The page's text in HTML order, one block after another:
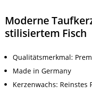
Moderne
stilisiertem Fisch
Qualitätsmerkmal:
Made in Germany
Kerzenwachs: Reinstes